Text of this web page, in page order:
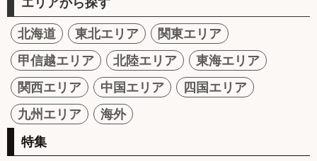
北海道 東北エリア
関東エリア
甲信越エリア
北陸エリア
東海エリア
関西エリア
中国エリア
四国エリア
九州エリア
海外
特集